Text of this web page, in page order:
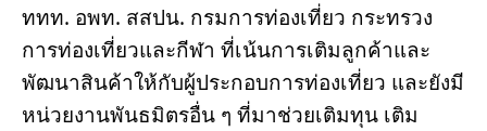
ททท. อพท. สสปน. กรมการท่องเที่ยว กระทรวง
การท่องเที่ยวและกีฬา ที่เน้นการเติมลูกค้าและ
พัฒนาสินค้าให้กับผู้ประกอบการท่องเที่ยว และยังมี
หน่วยงานพันธมิตรอื่น ๆ ที่มาช่วยเติมทุน เติม